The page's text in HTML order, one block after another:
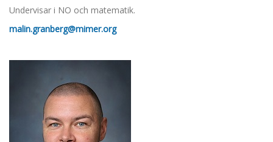
Undervisar i NO och matematik.
malin.granberg@mimer.org